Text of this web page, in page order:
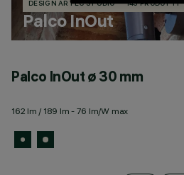
DESIGN ARTEC STUDIO 143 PRODOTTI
Palco InOut
Palco InOut ø 30 mm
162 lm / 189 lm - 76 lm/W max